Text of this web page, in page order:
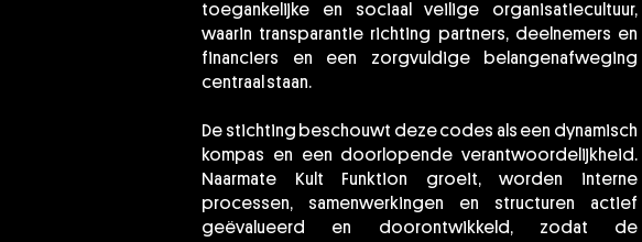
toegankelijke en sociaal veilige organisatiecultuur,
waarin transparantie richting partners, deelnemers en
financiers en een zorgvuldige belangenafweging
centraal staan.
De stichting beschouwt deze codes als een dynamisch
kompas en een doorlopende verantwoordelijkheid.
Naarmate Kult Funktion groeit, worden interne
processen, samenwerkingen en structuren actief
geëvalueerd en doorontwikkeld, zodat de